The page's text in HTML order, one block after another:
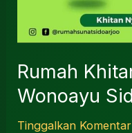
Rumah
Wonoayu
Tinggalkan Komentar